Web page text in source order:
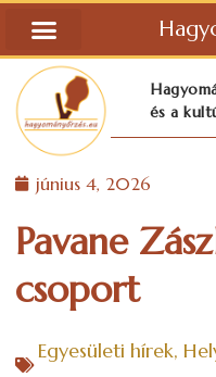
és a
június 4, 2026
Pavane
csoport
Egyesületi hírek,